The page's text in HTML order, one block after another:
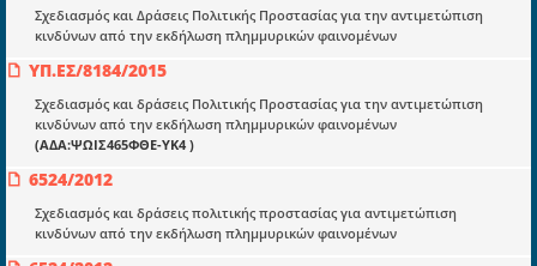
Σχεδιασμός και Δράσεις Πολιτικής Προστασίας για την αντιμετώπιση
κινδύνων από την εκδήλωση πλημμυρικών φαινομένων
ΥΠ.ΕΣ/8184/2015
Σχεδιασμός και δράσεις Πολιτικής Προστασίας για την αντιμετώπιση
κινδύνων από την εκδήλωση πλημμυρικών φαινομένων
(ΑΔΑ:ΨΩΙΣ465ΦΘΕ-ΥΚ4 )
6524/2012
Σχεδιασμός και δράσεις πολιτικής προστασίας για αντιμετώπιση
κινδύνων από την εκδήλωση πλημμυρικών φαινομένων
Μια πολυετής εθελοντική προσπάθεια που
μετατράπηκε σε επιχειρηματική οντότητα και φιλοδοξεί να συμβάλλει
στην διάδοση της γνώσης.
Ενότητες
Επικαιρότητα